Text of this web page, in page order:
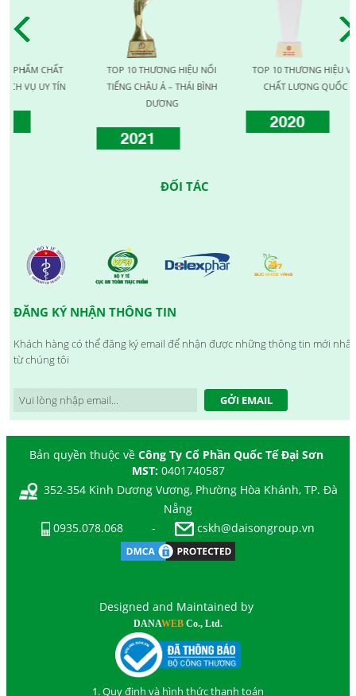
TÍN
TOP 10 THƯƠNG HIỆU NỔI
TIẾNG CHÂU Á – THÁI BÌNH
TOP 10 THƯƠNG HIỆU VÀNG
CHẤT LƯỢNG QUỐC TẾ
ĐỐI TÁC
ĐĂNG KÝ NHẬN THÔNG TIN
Khách hàng có thể đăng ký email để nhận được những thông tin mới nhất
từ chúng tôi
GỞI EMAIL
Bản quyền thuộc về Công Ty Cổ Phần Quốc Tế Đại Sơn
MST: 0401740587
352-354 Kinh Dương Vương, Phường Hòa Khánh, TP. Đà
Nẵng
0935.078.068
- cskh@daisongroup.vn
Designed and Maintained by
DANAWEB Co., Ltd.
1. Quy định và hình thức thanh toán